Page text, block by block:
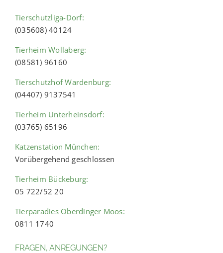
Tierschutzliga-Dorf:
(035608) 40124
Tierheim Wollaberg:
(08581) 96160
Tierschutzhof Wardenburg:
(04407) 9137541
Tierheim Unterheinsdorf:
(03765) 65196
Katzenstation München:
Vorübergehend geschlossen
Tierheim Bückeburg:
05 722/52 20
Tierparadies Oberdinger Moos:
0811 1740
FRAGEN, ANREGUNGEN?